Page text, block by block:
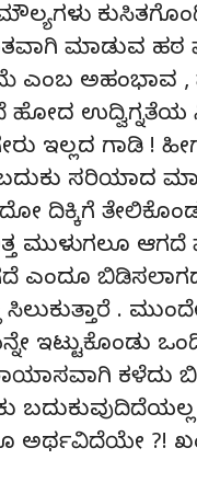
ಮಾಡುವ
ಎಂಬ ಅಹಂಭಾವ ,
ಹೋದ ಉದ್ವಿಗ್ನತೆಯ
ಇಲ್ಲದ ಗಾಡಿ !
ಸರಿಯಾದ
ದಿಕ್ಕಿಗೆ
ಮುಳುಗಲೂ ಆಗದೆ
ಎಂದೂ
.
ಇಟ್ಟುಕೊಂಡು
ಕಳೆದು
ಅರ್ಥವಿದೆಯೇ ?!